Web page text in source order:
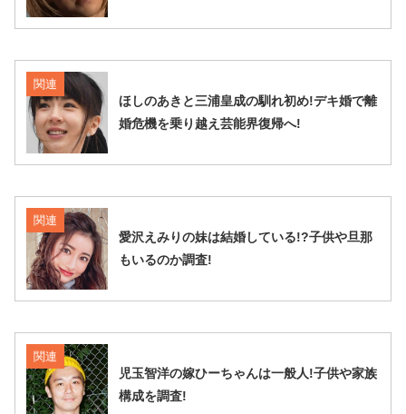
関連
ほしのあきと三浦皇成の馴れ初め!デキ婚で離
婚危機を乗り越え芸能界復帰へ!
関連
愛沢えみりの妹は結婚している!?子供や旦那
もいるのか調査!
関連
児玉智洋の嫁ひーちゃんは一般人!子供や家族
構成を調査!